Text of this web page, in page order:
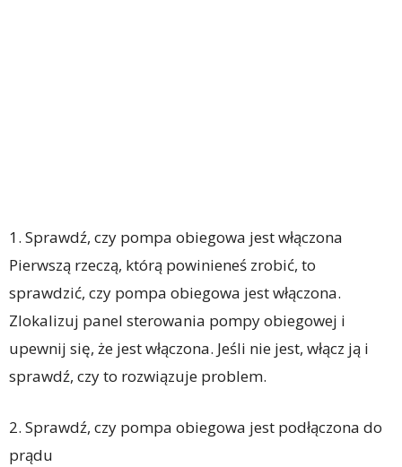
1. Sprawdź, czy pompa obiegowa jest włączona
Pierwszą rzeczą, którą powinieneś zrobić, to
sprawdzić, czy pompa obiegowa jest włączona.
Zlokalizuj panel sterowania pompy obiegowej i
upewnij się, że jest włączona. Jeśli nie jest, włącz ją i
sprawdź, czy to rozwiązuje problem.
2. Sprawdź, czy pompa obiegowa jest podłączona do
prądu